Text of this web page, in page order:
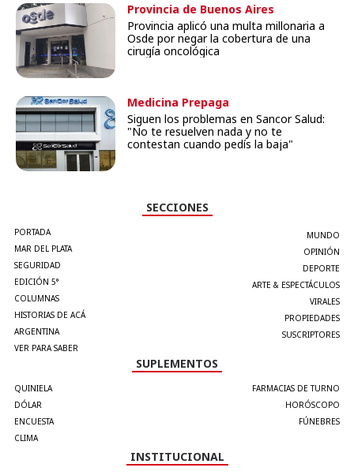
Provincia de Buenos Aires
Provincia aplicó una multa millonaria a
Osde por negar la cobertura de una
cirugía oncológica
Medicina Prepaga
Siguen los problemas en Sancor Salud:
"No te resuelven nada y no te
contestan cuando pedís la baja"
SECCIONES
PORTADA
MAR DEL PLATA
SEGURIDAD
EDICIÓN 5°
COLUMNAS
HISTORIAS DE ACÁ
ARGENTINA
VER PARA SABER
MUNDO
OPINIÓN
DEPORTE
ARTE & ESPECTÁCULOS
VIRALES
PROPIEDADES
SUSCRIPTORES
SUPLEMENTOS
QUINIELA
DÓLAR
ENCUESTA
CLIMA
FARMACIAS DE TURNO
HORÓSCOPO
FÚNEBRES
INSTITUCIONAL